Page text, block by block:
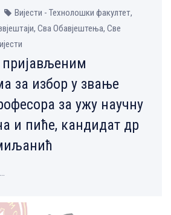
Вијести - Технолошки факултет,
Сва Обавјештења, Све
пријављеним
за избор у звање
за ужу научну
и пиће, кандидат др